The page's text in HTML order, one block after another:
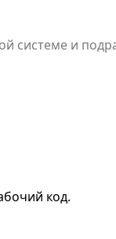
системе и
из
код.